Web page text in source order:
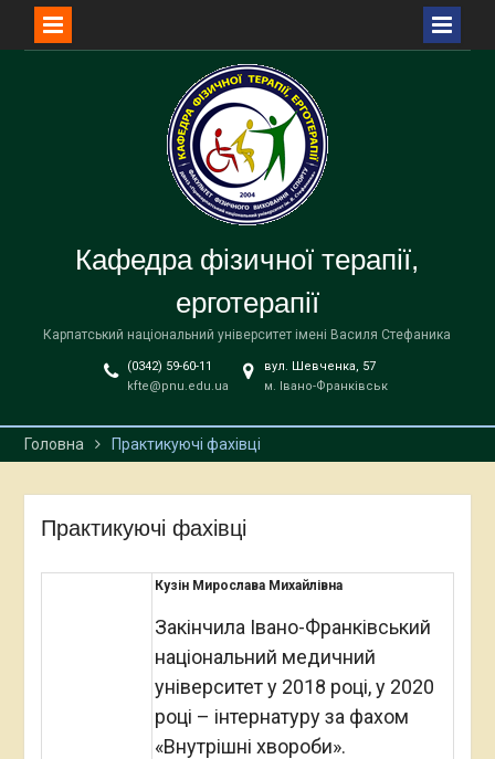
Кафедра фізичної терапії,
ерготерапії
Карпатський національний університет імені Василя Стефаника
(0342) 59-60-11
kfte@pnu.edu.ua
вул. Шевченка, 57
м. Івано-Франківськ
Головна Практикуючі фахівці
Практикуючі фахівці
Кузін Мирослава Михайлівна
Закінчила Івано-Франківський
національний медичний
університет у 2018 році, у 2020
році – інтернатуру за фахом
«Внутрішні хвороби».